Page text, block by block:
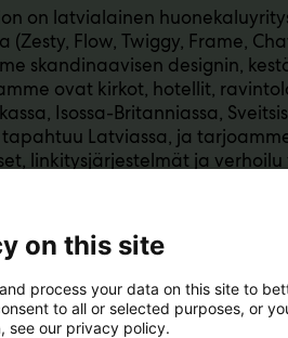
on latvialainen
(Zesty, Flow, Twiggy, Frame,
skandinaavisen designin,
ovat kirkot, hotellit,
Isossa-Britanniassa,
tapahtuu Latviassa, ja
linkitysjärjestelmät ja
on this site
process your data on this site to
to all or selected purposes, or
see our privacy policy.